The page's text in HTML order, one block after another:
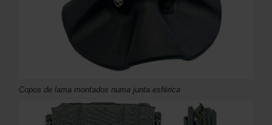
Copos de lama montados numa junta esférica